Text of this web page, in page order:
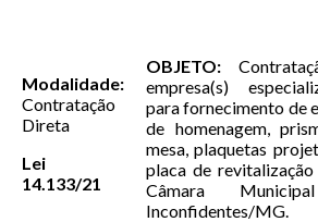
Modalidade:
Contratação
Direta
Lei
14.133/21
OBJETO:
empresa(s)
para fornecimento de
de homenagem,
mesa, plaquetas
placa de
Câmara
Inconfidentes/MG.